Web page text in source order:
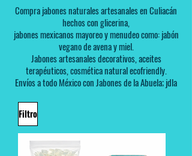
Compra jabones naturales artesanales en Culiacán
hechos con glicerina,
jabones mexicanos mayoreo y menudeo como: jabón
vegano de avena y miel.
Jabones artesanales decorativos, aceites
terapéuticos, cosmética natural ecofriendly.
Envíos a todo México con Jabones de la Abuela; jdla
Filtro